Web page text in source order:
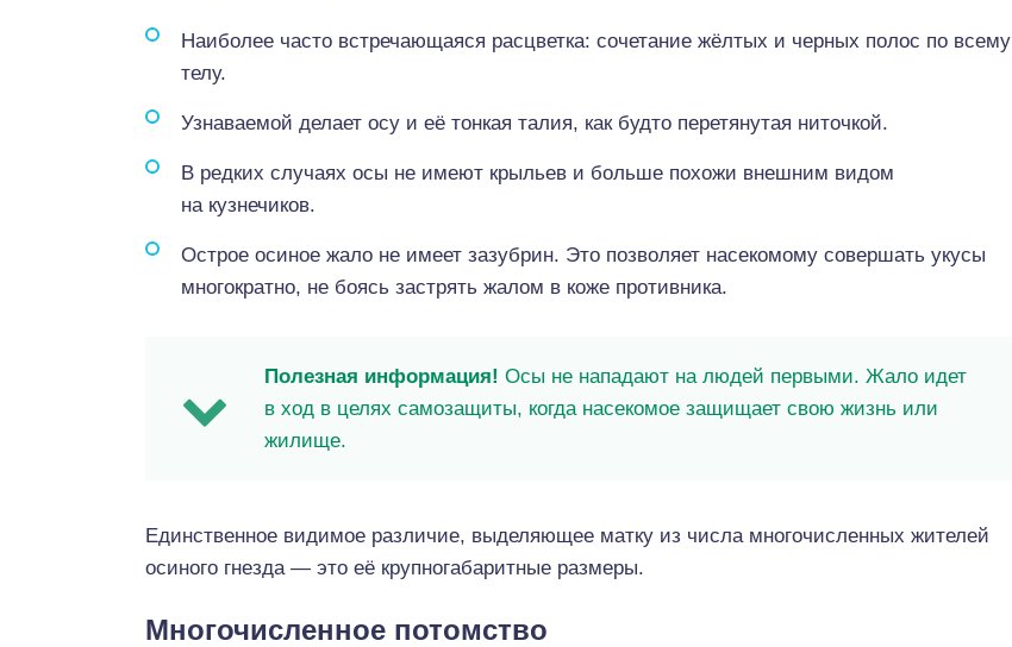
Наиболее часто встречающаяся расцветка: сочетание жёлтых и черных полос по всему
телу.
Узнаваемой делает осу и её тонкая талия, как будто перетянутая ниточкой.
В редких случаях осы не имеют крыльев и больше похожи внешним видом
на кузнечиков.
Острое осиное жало не имеет зазубрин. Это позволяет насекомому совершать укусы
многократно, не боясь застрять жалом в коже противника.
Полезная информация! Осы не нападают на людей первыми. Жало идет
в ход в целях самозащиты, когда насекомое защищает свою жизнь или
жилище.
Единственное видимое различие, выделяющее матку из числа многочисленных жителей
осиного гнезда — это её крупногабаритные размеры.
Многочисленное потомство